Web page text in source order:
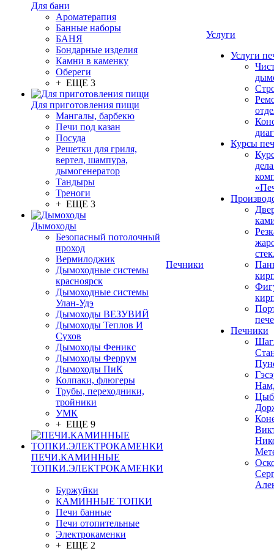
Для бани
Ароматерапия
Банные наборы
БАНЯ
Бондарные изделия
Камни в каменку
Обереги
+ ЕЩЕ 3
Для приготовления пищи
Мангалы, барбекю
Печи под казан
Посуда
Решетки для гриля,
вертел, шампура,
дымогенератор
Тандыры
Треноги
+ ЕЩЕ 3
Дымоходы
Безопасный потолочный
проход
Вермилоджик
Дымоходные системы
красноярск
Дымоходные системы
Улан-Удэ
Дымоходы ВЕЗУВИЙ
Дымоходы Теплов И
Сухов
Дымоходы Феникс
Дымоходы Феррум
Дымоходы ПиК
Колпаки, флюгеры
Трубы, переходники,
тройники
УМК
+ ЕЩЕ 9
ПЕЧИ.КАМИННЫЕ
ТОПКИ.ЭЛЕКТРОКАМЕНКИ
Буржуйки
КАМИННЫЕ ТОПКИ
Печи банные
Печи отопительные
Электрокаменки
+ ЕЩЕ 2
Печники
Услуги
Услуги
Курсы
Печники